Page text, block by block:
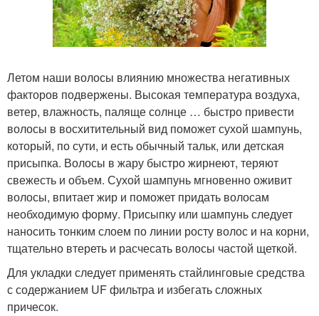
Летом наши волосы влиянию множества негативных
факторов подвержены. Высокая температура воздуха,
ветер, влажность, паляще солнце … быстро привести
волосы в восхитительный вид поможет сухой шампунь,
который, по сути, и есть обычный тальк, или детская
присыпка. Волосы в жару быстро жирнеют, теряют
свежесть и объем. Сухой шампунь мгновенно оживит
волосы, впитает жир и поможет придать волосам
необходимую форму. Присыпку или шампунь следует
наносить тонким слоем по линии росту волос и на корни,
тщательно втереть и расчесать волосы частой щеткой.
Для укладки следует применять стайлинговые средства
с содержанием UF фильтра и избегать сложных
причесок.